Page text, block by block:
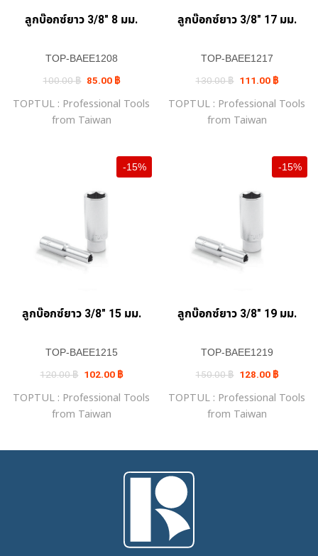
ลูกบ๊อกซ์ยาว 3/8″ 8 มม.
TOP-BAEE1208
100.00฿ Original
price
100.00 ฿.
85.00 ฿Current
price
85.00 ฿.
TOPTUL : Professional Tools
from Taiwan
ลูกบ๊อกซ์ยาว 3/8″ 17 มม.
TOP-BAEE1217
130.00฿ Original
price
130.00 ฿.
111.00 ฿Current
price
111.00 ฿.
TOPTUL : Professional Tools
from Taiwan
-15%
ลูกบ๊อกซ์ยาว 3/8″ 15 มม.
TOP-BAEE1215
120.00฿ Original
price
120.00 ฿.
102.00 ฿Current
price
102.00 ฿.
TOPTUL : Professional Tools
from Taiwan
-15%
ลูกบ๊อกซ์ยาว 3/8″ 19 มม.
TOP-BAEE1219
150.00฿ Original
price
150.00 ฿.
128.00 ฿Current
price
128.00 ฿.
TOPTUL : Professional Tools
from Taiwan